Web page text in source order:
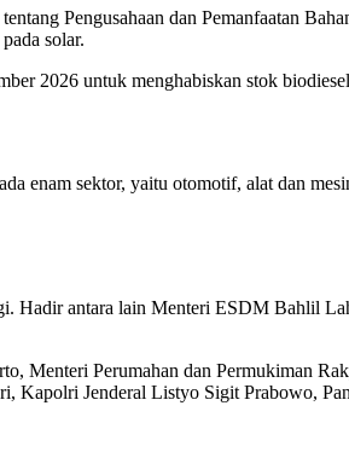
Pengusahaan dan Pemanfaatan
solar.
2026 untuk menghabiskan stok
enam sektor, yaitu otomotif, alat dan
Hadir antara lain Menteri ESDM Bahlil
Menteri Perumahan dan Permukiman
Kapolri Jenderal Listyo Sigit Prabowo,